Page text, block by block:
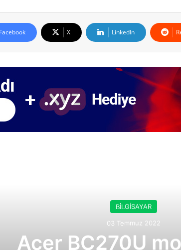
Facebook X LinkedIn
BİLGİSAYAR
03 Temmuz 2022
Acer BC270U